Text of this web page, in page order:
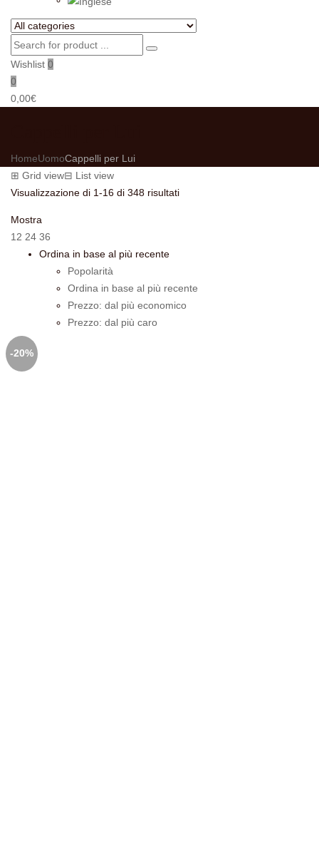
Wishlist 0
0
0,00€
HomeUomoCappelli per Lui
⊞ Grid view⊟ List view
Visualizzazione di 1-16 di 348 risultatiOrdina
Mostra
12 24 36
Ordina in base al più recente
Popolarità
Ordina in base al più recente
Prezzo: dal più economico
Prezzo: dal più caro
-20%